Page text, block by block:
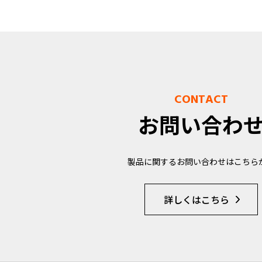
CONTACT
お問い合わ
製品に関するお問い合わせはこちら
詳しくはこちら